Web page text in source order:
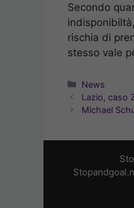
Secondo
rischia di
stesso vale
Categorie
News
Lazio, caso
Michael